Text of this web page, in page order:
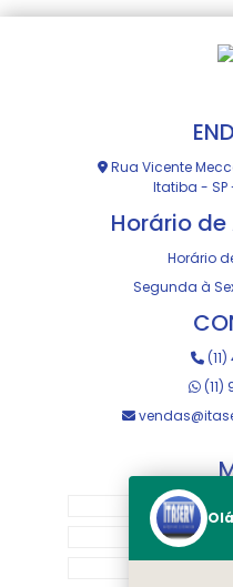
Rua Vicente
Itatiba - SP
Horário de
Horário
Segunda à
(11)